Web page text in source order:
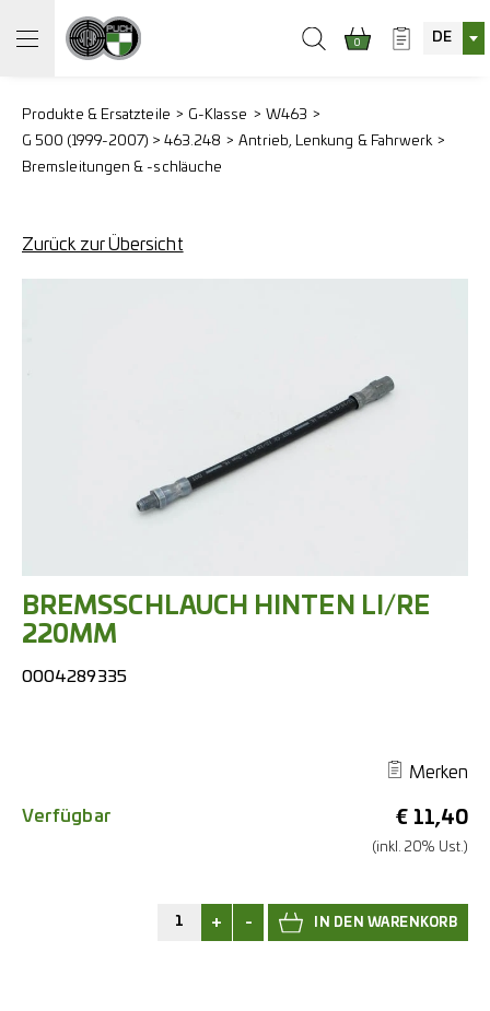
0 DE
Produkte & Ersatzteile G-Klasse
W463
G 500 (1999-2007) > 463.248
Antrieb, Lenkung & Fahrwerk
Bremsleitungen & -schläuche
Zurück zur Übersicht
BREMSSCHLAUCH HINTEN LI/RE
220MM
0004289335
Merken
€ 11,40
(inkl. 20% Ust.)
Verfügbar
+ -